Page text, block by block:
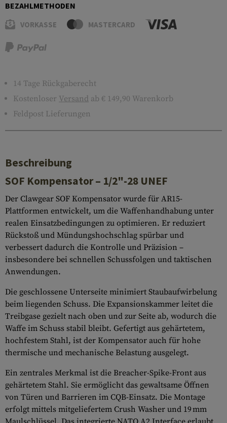
BEZAHLMETHODEN
VORKASSE MASTERCARD
14 Tage Rückgaberecht
Kostenloser Versand ab € 149,90 Warenkorb
Feldpost Lieferungen
Beschreibung
SOF Kompensator – 1/2"-28 UNEF
Der Clawgear SOF Kompensator wurde für AR15-
Plattformen entwickelt, um die Waffenhandhabung unter
realen Einsatzbedingungen zu optimieren. Er reduziert
Rückstoß und Mündungshochschlag spürbar und
verbessert dadurch die Kontrolle und Präzision –
insbesondere bei schnellen Schussfolgen und taktischen
Anwendungen.
Die geschlossene Unterseite minimiert Staubaufwirbelung
beim liegenden Schuss. Die Expansionskammer leitet die
Treibgase gezielt nach oben und zur Seite ab, wodurch die
Waffe im Schuss stabil bleibt. Gefertigt aus gehärtetem,
hochfestem Stahl, ist der Kompensator auch für hohe
thermische und mechanische Belastung ausgelegt.
Ein zentrales Merkmal ist die Breacher-Spike-Front aus
gehärtetem Stahl. Sie ermöglicht das gewaltsame Öffnen
von Türen und Barrieren im CQB-Einsatz. Die Montage
erfolgt mittels mitgeliefertem Crush Washer und 19 mm